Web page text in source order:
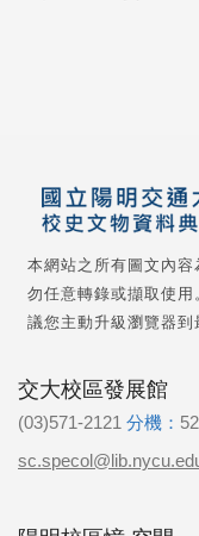
本網站之所有圖文內
勿任意轉錄或擷取使
議您主動升級瀏覽器到
交大校區發展館
(03)571-2121 分機：